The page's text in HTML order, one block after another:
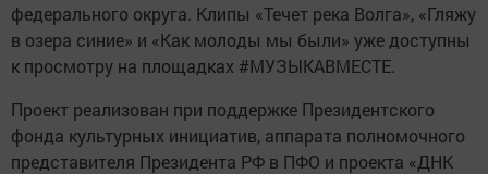
федерального округа. Клипы «Течет река Волга», «Гляжу
в озера синие» и «Как молоды мы были» уже доступны
к просмотру на площадках #МУЗЫКАВМЕСТЕ.
Проект реализован при поддержке Президентского
фонда культурных инициатив, аппарата полномочного
представителя Президента РФ в ПФО и проекта «ДНК